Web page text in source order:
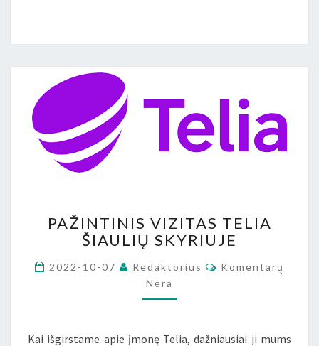
VIZITAS
TELIA
SKYRIUJE
PAŽINTINIS VIZITAS TELIA
ŠIAULIŲ SKYRIUJE
2022-10-07 Redaktorius Komentarai
Komentarų
Nėra
Kai išgirstame apie įmonę Telia, dažniausiai ji mums